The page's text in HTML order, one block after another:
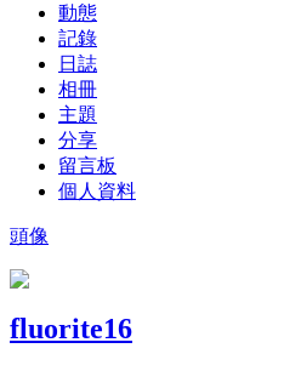
動態
記錄
日誌
相冊
主題
分享
留言板
個人資料
頭像
fluorite16